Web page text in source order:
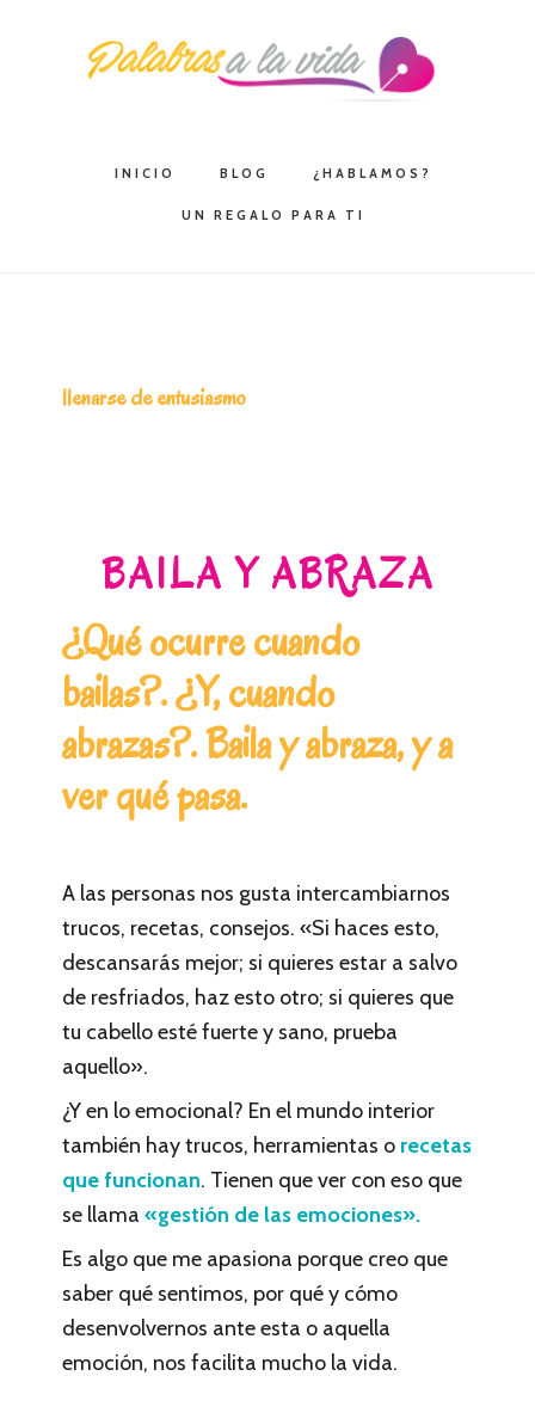
contenido
INICIO BLOG ¿HABLAMOS?
UN REGALO PARA TI
llenarse de entusiasmo
BAILA Y ABRAZA
¿Qué ocurre cuando
bailas?. ¿Y, cuando
abrazas?. Baila y abraza, y a
ver qué pasa.
A las personas nos gusta intercambiarnos
trucos, recetas, consejos. «Si haces esto,
descansarás mejor; si quieres estar a salvo
de resfriados, haz esto otro; si quieres que
tu cabello esté fuerte y sano, prueba
aquello».
¿Y en lo emocional? En el mundo interior
también hay trucos, herramientas o recetas
que funcionan. Tienen que ver con eso que
se llama«gestión de las emociones».
Es algo que me apasiona porque creo que
saber qué sentimos, por qué y cómo
desenvolvernos ante esta o aquella
emoción, nos facilita mucho la vida.